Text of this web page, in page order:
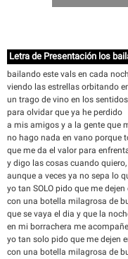
Letra de Presentación los
bailando este vals en cada
viendo las estrellas orbitando
un trago de vino en los sentidos
para olvidar que ya he perdido
a mis amigos y a la gente que
no hago nada en vano porque
que me da el valor para
y digo las cosas cuando
aunque a veces ya no sepa lo
yo tan SOLO pido que me dejen
con una botella milagrosa de
que se vaya el dia y que la
en mi borrachera me
yo tan solo pido que me dejen
con una botella milagrosa de